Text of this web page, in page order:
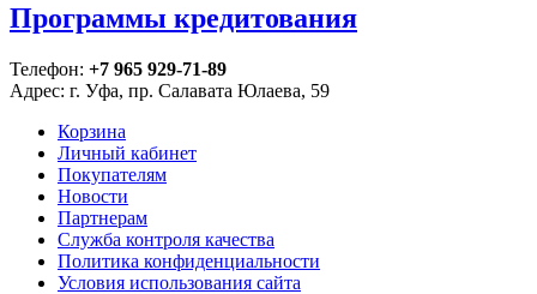
Программы кредитования
Телефон: +7 965 929-71-89
Адрес: г. Уфа, пр. Салавата Юлаева, 59
Корзина
Личный кабинет
Покупателям
Новости
Партнерам
Служба контроля качества
Политика конфиденциальности
Условия использования сайта